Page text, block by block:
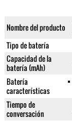
Nombre del producto
Tipo de batería
Capacidad de la
batería (mAh)
Batería
características
Tiempo de
conversación